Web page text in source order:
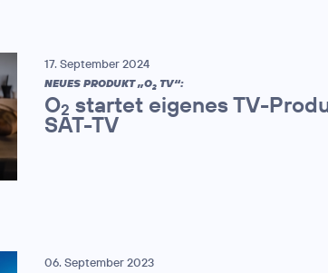
17. September 2024
NEUES PRODUKT „O2 TV“:
O2 startet eigenes TV-
SAT-TV
06. September 2023